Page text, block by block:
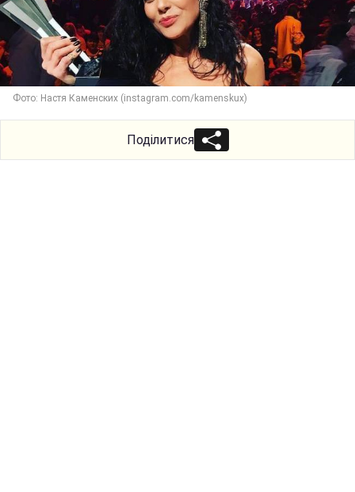
Фото: Настя Каменских (instagram.com/kamenskux)
Поділитися